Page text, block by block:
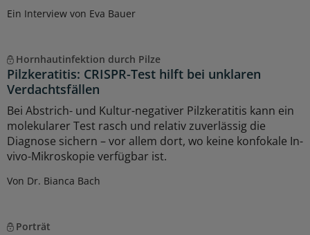
Ein Interview von Eva Bauer
Hornhautinfektion durch Pilze
Pilzkeratitis: CRISPR-Test hilft bei unklaren
Verdachtsfällen
Bei Abstrich- und Kultur-negativer Pilzkeratitis kann ein
molekularer Test rasch und relativ zuverlässig die
Diagnose sichern – vor allem dort, wo keine konfokale In-
vivo-Mikroskopie verfügbar ist.
Von Dr. Bianca Bach
Porträt